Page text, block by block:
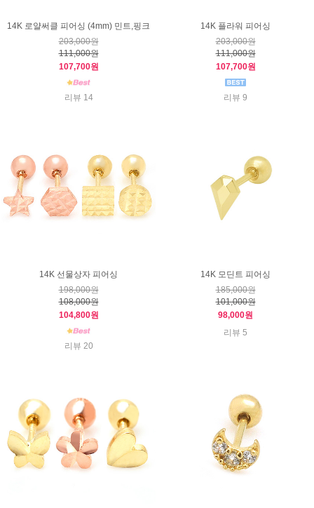
14K 로얄써클 피어싱 (4mm) 민트,핑크
203,000원
111,000원
107,700원
리뷰 14
14K 플라워 피어싱
203,000원
111,000원
107,700원
리뷰 9
14K 선물상자 피어싱
198,000원
108,000원
104,800원
리뷰 20
14K 모딘트 피어싱
185,000원
101,000원
98,000원
리뷰 5